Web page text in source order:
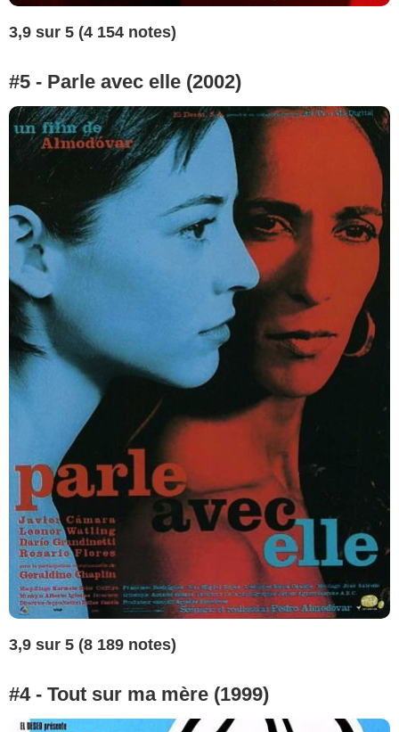
3,9 sur 5 (4 154 notes)
#5 - Parle avec elle (2002)
3,9 sur 5 (8 189 notes)
#4 - Tout sur ma mère (1999)